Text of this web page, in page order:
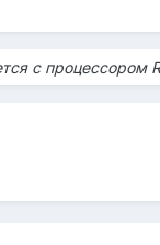
с процессором